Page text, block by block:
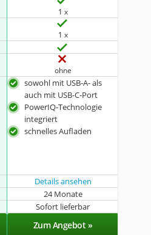
1 x
1 x
ohne
sowohl mit USB-A- als
auch mit USB-C-Port
PowerIQ-Technologie
integriert
schnelles Aufladen
Details ansehen
24 Monate
Sofort lieferbar
Zum Angebot »